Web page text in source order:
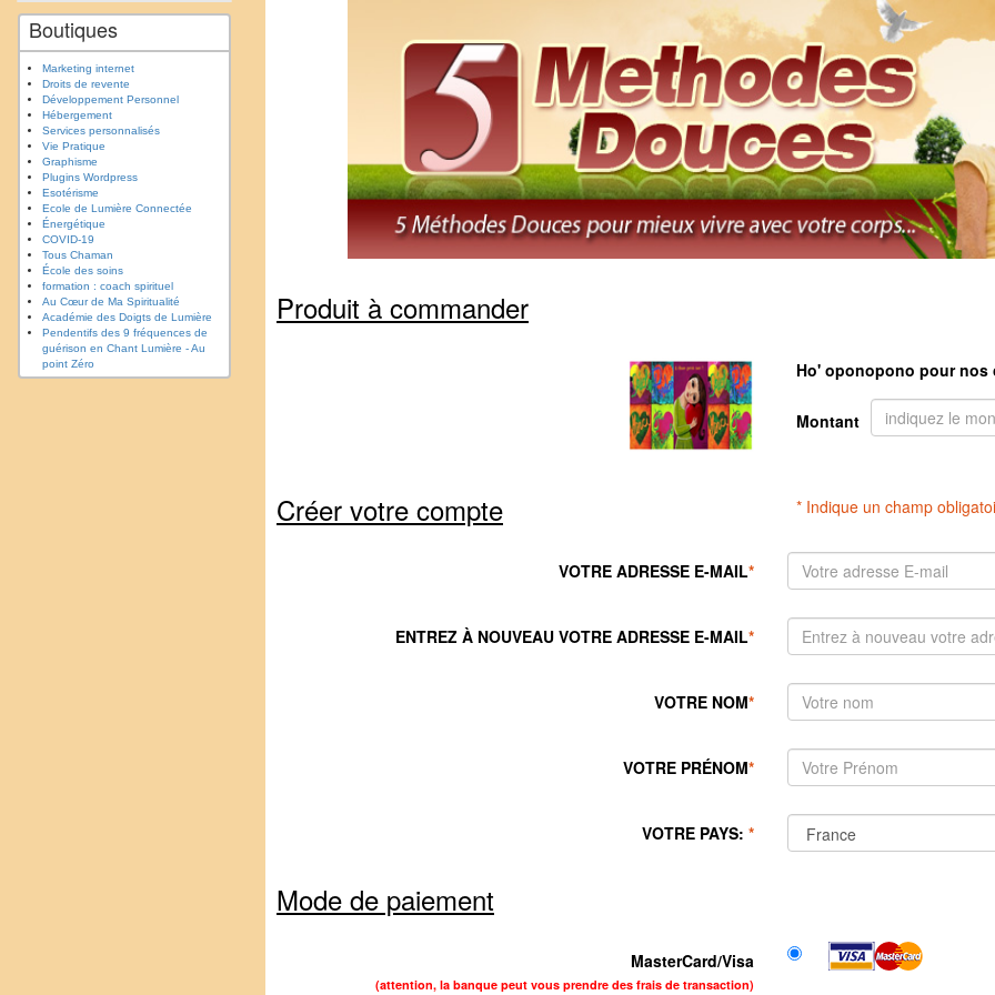
Boutiques
Marketing internet
Droits de revente
Développement Personnel
Hébergement
Services personnalisés
Vie Pratique
Graphisme
Plugins Wordpress
Esotérisme
Ecole de Lumière Connectée
Énergétique
COVID-19
Tous Chaman
École des soins
formation : coach spirituel
Au Cœur de Ma Spiritualité
Académie des Doigts de Lumière
Pendentifs des 9 fréquences de
guérison en Chant Lumière - Au
point Zéro
Produit à commander
Ho' oponopono pour nos
Montant
Créer votre compte * Indique un champ
VOTRE ADRESSE E-MAIL*
ENTREZ À NOUVEAU VOTRE ADRESSE E-MAIL*
VOTRE NOM*
VOTRE PRÉNOM*
VOTRE PAYS: *
Mode de paiement
MasterCard/Visa
(attention, la banque peut vous prendre des frais de transaction)